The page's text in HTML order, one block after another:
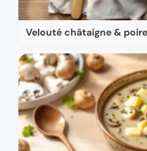
Velouté châtaigne &